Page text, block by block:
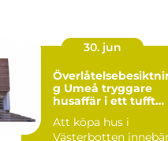
30. jun
g Umeå tryggare
husaffär i ett tufft
Att köpa hus i
Västerbotten